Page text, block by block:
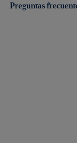
Preguntas